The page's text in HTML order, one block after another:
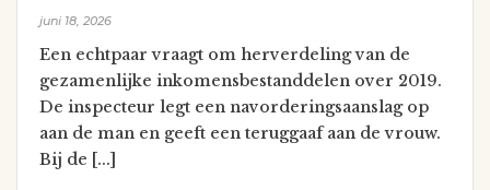
juni 18, 2026
Een echtpaar vraagt om herverdeling van de
gezamenlijke inkomensbestanddelen over 2019.
De inspecteur legt een navorderingsaanslag op
aan de man en geeft een teruggaaf aan de vrouw.
Bij de [...]